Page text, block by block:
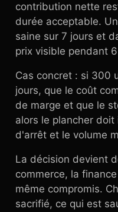
contribution nette
durée acceptable.
saine sur 7 jours et
prix visible pendant
Cas concret : si 300
jours, que le coût
de marge et que le
alors le plancher
d'arrêt et le volume
La décision devient
commerce, la
même compromis.
sacrifié, ce qui est